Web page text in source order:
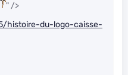
" />
histoire-du-logo-caisse-